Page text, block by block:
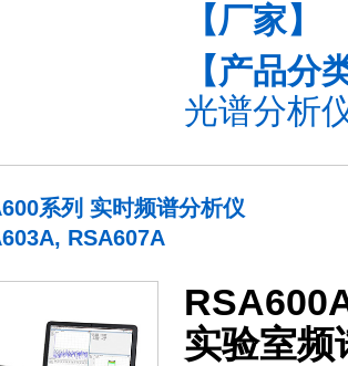
【厂家】
【产品分
光谱分析
系列 实时频谱分析仪
RSA607A
实验室频